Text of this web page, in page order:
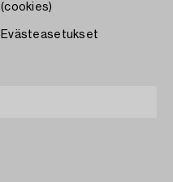
(cookies)
Evästeasetukset